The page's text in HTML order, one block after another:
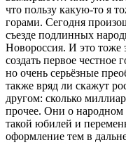
что пользу какую-то я
горами. Сегодня
съезде подлинных
Новороссия. И это тоже
создать первое честное
но очень серьёзные
также вряд ли скажут
другом: сколько
прочее. Они о народном
такой юбилей и
оформление тем в